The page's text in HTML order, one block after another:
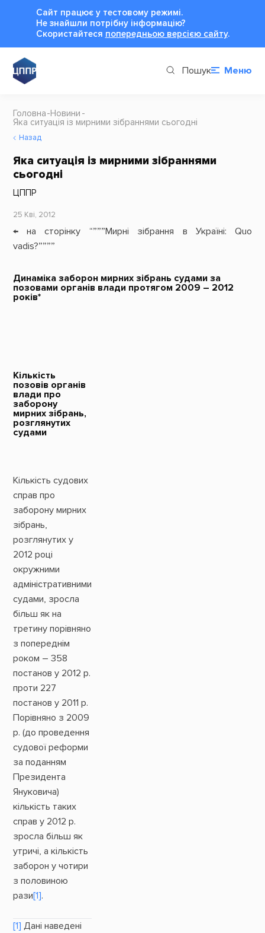
Сайт працює у тестовому режимі.
Не знайшли потрібну інформацію?
Cкористайтеся попередньою версією сайту.
Пошук Меню
Головна Новини
Яка ситуація із мирними зібраннями сьогодні
Назад
Яка ситуація із мирними зібраннями
сьогодні
ЦППР
25 Кві, 2012
← на сторінку “”””Мирні зібрання в Україні: Quo
vadis?””””
Динаміка заборон мирних зібрань судами за
позовами органів влади протягом 2009 – 2012
років*
Кількість
позовів органів
влади про
заборону
мирних зібрань,
розглянутих
судами
Кількість судових
справ про
заборону мирних
зібрань,
розглянутих у
2012 році
окружними
адміністративними
судами, зросла
більш як на
третину порівняно
з попереднім
роком – 358
постанов у 2012 р.
проти 227
постанов у 2011 р.
Порівняно з 2009
р. (до проведення
судової реформи
за поданням
Президента
Януковича)
кількість таких
справ у 2012 р.
зросла більш як
утричі, а кількість
заборон у чотири
з половиною
рази[1].
[1] Дані наведені